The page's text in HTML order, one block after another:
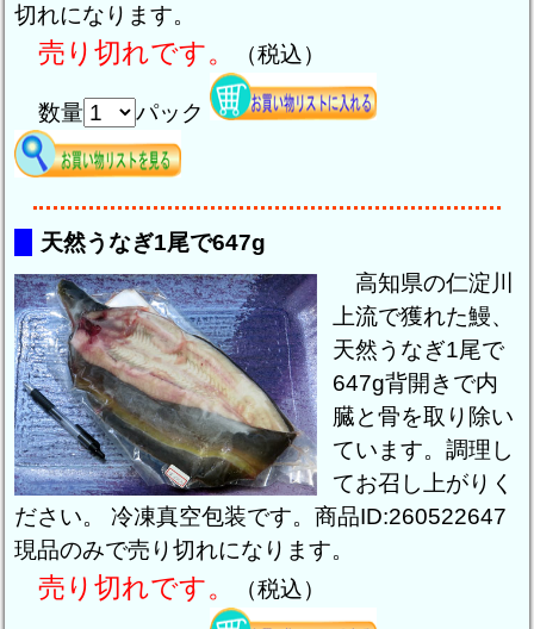
切れになります。
売り切れです。 （税込）
数量 パック
天然うなぎ1尾で647g
高知県の仁淀川
上流で獲れた鰻、
天然うなぎ1尾で
647g背開きで内
臓と骨を取り除い
ています。調理し
てお召し上がりく
ださい。 冷凍真空包装です。商品ID:260522647
現品のみで売り切れになります。
売り切れです。 （税込）